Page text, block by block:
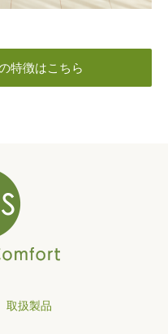
特徴はこちら
取扱製品